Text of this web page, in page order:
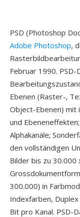
PSD (Photoshop
Adobe Photoshop,
Februar 1990.
Ebenen (Raster-,
Object-Ebenen) mit
und
Alphakanäle;
den vollständigen
Bilder bis zu 30.000
300.000) in
Indexfarben,
Bit pro Kanal. PSD-